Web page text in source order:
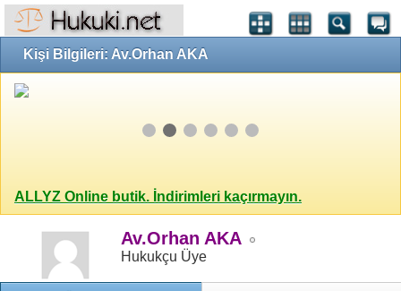
Kişi Bilgileri: Av.Orhan AKA
ALLYZ Online butik. İndirimleri kaçırmayın.
Av.Orhan AKA
Hukukçu Üye